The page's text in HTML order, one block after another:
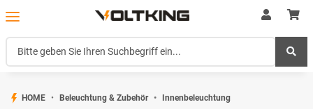
HOME Beleuchtung & Zubehör Innenbeleuchtung